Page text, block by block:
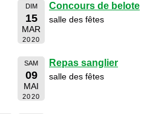
DIM
15
MAR
2020
Concours de belote
salle des fêtes
SAM
09
MAI
2020
Repas sanglier
salle des fêtes